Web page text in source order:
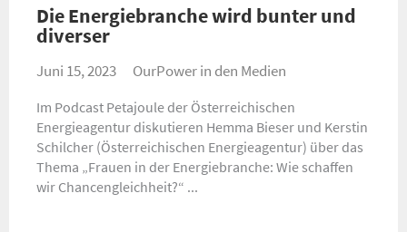
Die Energiebranche wird bunter und
diverser
Juni 15, 2023 OurPower in den Medien
Im Podcast Petajoule der Österreichischen
Energieagentur diskutieren Hemma Bieser und Kerstin
Schilcher (Österreichischen Energieagentur) über das
Thema „Frauen in der Energiebranche: Wie schaffen
wir Chancengleichheit?“ ...